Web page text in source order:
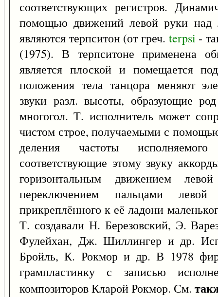
соответствующих регистров.
помощью движений левой руки над
являются терпситон (от греч. terpsi -
(1975). В терпситоне применена
является плоской и помещается
положения тела танцора меняют
звуки разл. высоты, образующие
многогол. Т. исполнитель может
чистом строе, получаемыми с
деления частоты
соответствующие этому звуку
горизонтальным движением
переключением пальцами левой
прикреплённого к её ладони
Т. создавали Н. Березовский, Э.
Фулейхан, Дж. Шиллингер и др.
Бройль, К. Рокмор и др. В 1978
грампластинку с записью
композиторов Кларой Рокмор. См.